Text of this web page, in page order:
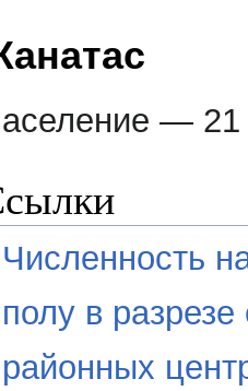
— 21
Численность
полу в
районных